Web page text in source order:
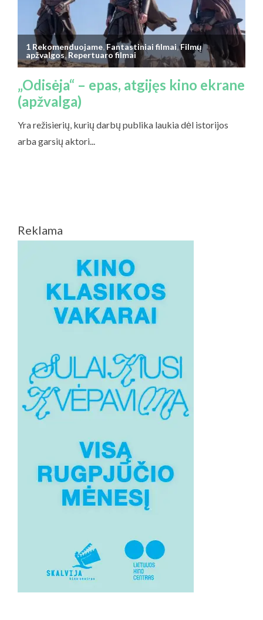
Reklama